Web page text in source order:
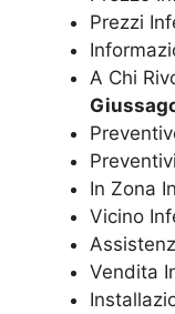
Prezzi
A Chi
In Zona
Vicino
Vendita